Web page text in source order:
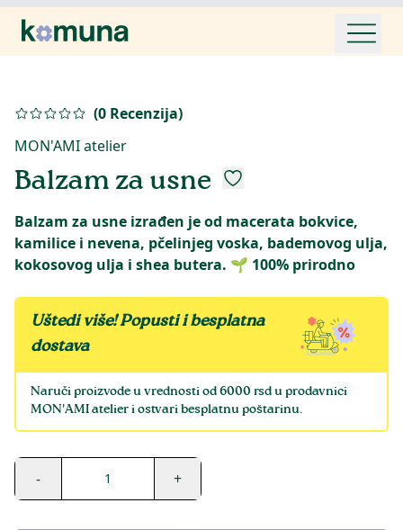
(0 Recenzija)
MON'AMI atelier
Balzam za usne
Balzam za usne izrađen je od macerata bokvice,
kamilice i nevena, pčelinjeg voska, bademovog ulja,
Uštedi više! Popusti i besplatna
dostava
Naruči proizvode u vrednosti od 6000 rsd u prodavnici
MON'AMI atelier i ostvari besplatnu poštarinu.
- 1 +